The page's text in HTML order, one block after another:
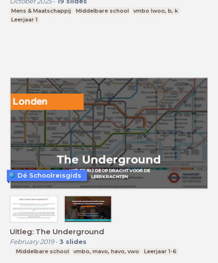
Mens & Maatschappij Middelbare school
vmbo lwoo, b, k
Leerjaar 1
Uitleg: The Underground
February 2019- 3 slides
Middelbare school vmbo, mavo, havo, vwo Leerjaar 1-6
Dé Schoolreisgids